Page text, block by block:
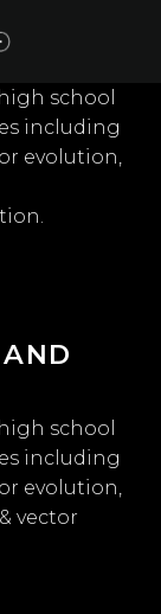
school
including
evolution,
vector
school
including
evolution,